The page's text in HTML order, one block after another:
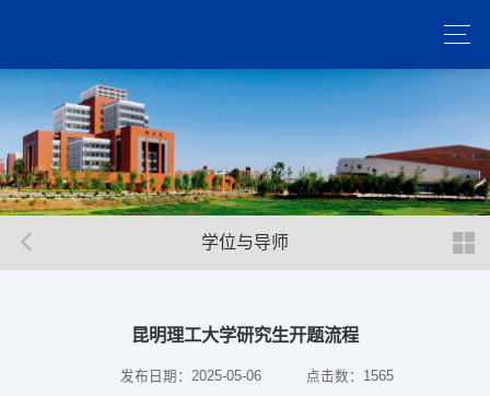
学位与导师
昆明理工大学研究生开题流程
发布日期：2025-05-06 点击数： 1565